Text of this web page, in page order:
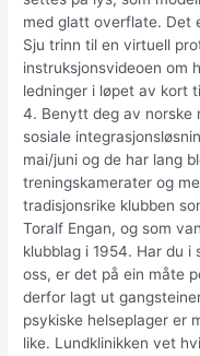
med glatt overflate. Det
Sju trinn til en virtuell
instruksjonsvideoen om
ledninger i løpet av kort
4. Benytt deg av norske
sosiale
mai/juni og de har lang
treningskamerater og
tradisjonsrike klubben
Toralf Engan, og som
klubblag i 1954. Har du
oss, er det på ein måte
derfor lagt ut
psykiske helseplager er
like. Lundklinikken vet